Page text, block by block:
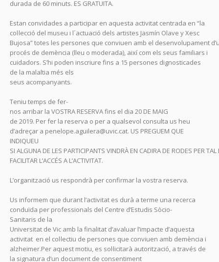
durada de 60 minuts. ES GRATUITA.
Estan convidades a participar en aquesta activitat centrada en “la
col·lecció del museu i l´actuació dels artistes Jasmín Olave y Xesc
Bujosa” totes les persones que conviuen amb el desenvolupament
procés de demència (lleu o moderada), així com els seus familiars i
cuidadors. S’hi poden inscriure fins a 15 persones dignosticades
de la malaltia més els
seus acompanyants.
Teniu temps de fer-
nos arribar la VOSTRA RESERVA fins el dia 20 DE MAIG
de 2019. Per fer la reserva o per a qualsevol consulta us heu
d’adreçar a penelope.aguilera@uvic.cat. US PREGUEM QUE
INDIQUEU
SI ALGUNA DE LES PARTICIPANTS VINDRÀ EN CADIRA DE RODES PER TAL
FACILITAR L’ACCÉS A L’ACTIVITAT.
L’organització us respondrà per confirmar la vostra reserva.
Us informem que durant l’activitat es durà a terme una recerca
conduïda per professionals del Centre d’Estudis Sòcio-
Sanitaris de la
Universitat de Vic amb la finalitat d’avaluar l’impacte d’aquesta
activitat en el col·lectiu de persones que conviuen amb demència i
alzheimer.Per aquest motiu, es sol·licitarà autorització, a través de
la signatura d’un document de consentiment